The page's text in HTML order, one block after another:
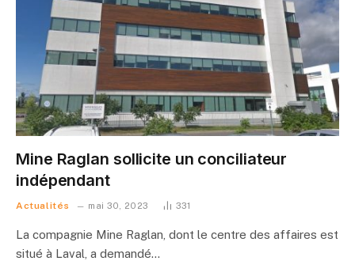
Mine Raglan sollicite un conciliateur
indépendant
Actualités mai 30, 2023 331
La compagnie Mine Raglan, dont le centre des affaires est
situé à Laval, a demandé…